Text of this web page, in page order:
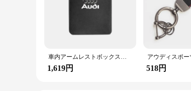
車内アームレストボックスマット、センターコンソールアクセサリー、アウディクアトロ、a3、a4、a6、a5、q5、a1、q7、q3、q2、q8、a7、a8、tt、s1、sq5、rsq3、rsq8
1,619円 518円